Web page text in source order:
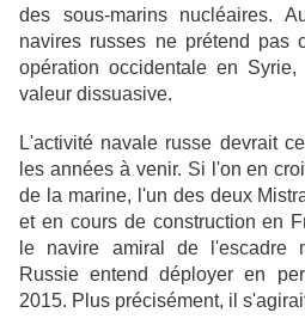
des sous-marins nucléaires.
navires russes ne prétend pas
opération occidentale en
valeur dissuasive.
L'activité navale russe devrait
les années à venir. Si l'on en
de la marine, l'un des deux
et en cours de construction en
le navire amiral de l'escadre
Russie entend déployer en
2015. Plus précisément, il